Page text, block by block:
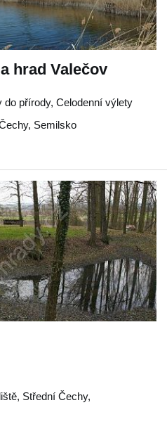
hrad Valečov
přírody, Celodenní výlety
, Semilsko
, Střední Čechy,